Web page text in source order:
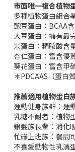
市面唯一複合植物
多種植物蛋白組合
豌豆蛋白：BCAA
大豆蛋白：擁有最
米蛋白：精胺酸含
杏仁蛋白：富含優
葵花蛋白：富含甲
＊PDCAAS（蛋白
推薦適用植物蛋白
運動健身族群：運
乳糖不耐者：植物
銀髮族長輩：消化
忙碌上班族：餐間
不喜愛動物性乳清